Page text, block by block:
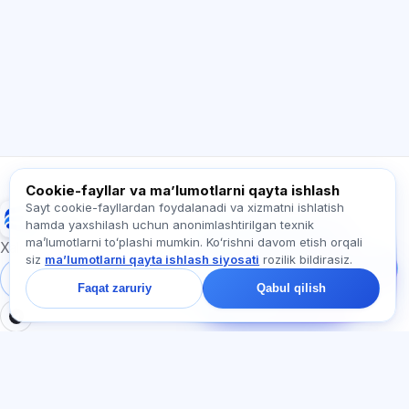
Exalify
Xalqaro til imtihonlariga tayyorgarlik
Tizimga kirish
Ro‘yxatdan o‘tish
Bizga yozing!
Tariflar, imtihonlar yoki
nimadan boshlash
haqida so‘rang —
chatda bir daqiqa ichida
javob beramiz.
Cookie-fayllar va maʼlumotlarni qayta ishlash
Sayt cookie-fayllardan foydalanadi va xizmatni ishlatish
hamda yaxshilash uchun anonimlashtirilgan texnik
maʼlumotlarni toʻplashi mumkin. Koʻrishni davom etish orqali
siz maʼlumotlarni qayta ishlash siyosati rozilik bildirasiz.
Faqat zaruriy Qabul qilish